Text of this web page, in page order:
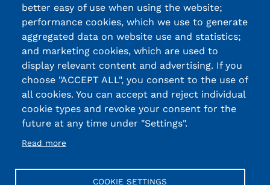
better easy of use when using the website;
performance cookies, which we use to generate
aggregated data on website use and statistics;
and marketing cookies, which are used to
display relevant content and advertising. If you
choose "ACCEPT ALL", you consent to the use of
all cookies. You can accept and reject individual
cookie types and revoke your consent for the
future at any time under "Settings".
Read more
COOKIE SETTINGS